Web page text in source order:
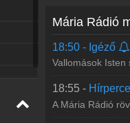
Mária Rádió
Beran Ferenc
18:50 - Igéző
Vallomások Isten
18:55 -
A Mária Rádió